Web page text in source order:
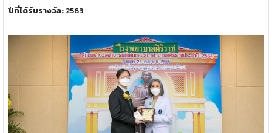
ปีที่ได้รับรางวัล: 2563